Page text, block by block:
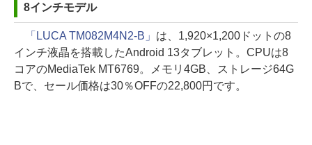
8インチモデル
「LUCA TM082M4N2-B」 は、1,920×1,200ドットの8
インチ液晶を搭載したAndroid 13タブレット。CPUは8
コアのMediaTek MT6769。メモリ4GB、ストレージ64G
Bで、セール価格は30％OFFの22,800円です。